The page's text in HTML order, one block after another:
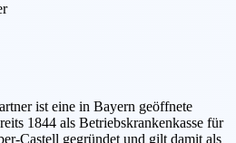
ist eine in Bayern geöffnete
1844 als Betriebskrankenkasse für
Castell gegründet und gilt damit als